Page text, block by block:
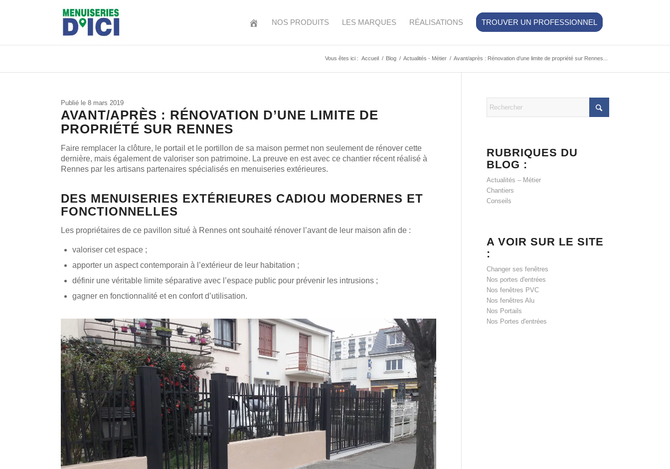
NOS PRODUITS LES MARQUES RÉALISATIONS TROUVER UN PROFESSIONNEL
Vous êtes ici : Accueil / Blog / Actualités - Métier / Avant/après : Rénovation d’une limite de propriété sur Rennes...
Publié le 8 mars 2019
AVANT/APRÈS : RÉNOVATION D’UNE LIMITE DE
PROPRIÉTÉ SUR RENNES
Faire remplacer la clôture, le portail et le portillon de sa maison permet non seulement de rénover cette
dernière, mais également de valoriser son patrimoine. La preuve en est avec ce chantier récent réalisé à
Rennes par les artisans partenaires spécialisés en menuiseries extérieures.
DES MENUISERIES EXTÉRIEURES CADIOU MODERNES ET
FONCTIONNELLES
Les propriétaires de ce pavillon situé à Rennes ont souhaité rénover l’avant de leur maison afin de :
valoriser cet espace ;
apporter un aspect contemporain à l’extérieur de leur habitation ;
définir une véritable limite séparative avec l’espace public pour prévenir les intrusions ;
gagner en fonctionnalité et en confort d’utilisation.
RUBRIQUES DU
BLOG :
Actualités – Métier
Chantiers
Conseils
A VOIR SUR LE SITE
:
Changer ses fenêtres
Nos portes d'entrées
Nos fenêtres PVC
Nos fenêtres Alu
Nos Portails
Nos Portes d'entrées